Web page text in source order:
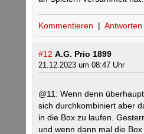
Kommentieren | Antworten
#12 A.G. Prio 1899
21.12.2023 um 08:47 Uhr
@11: Wenn denn
sich durchkombiniert aber
in die Box zu laufen.
und wenn dann mal die